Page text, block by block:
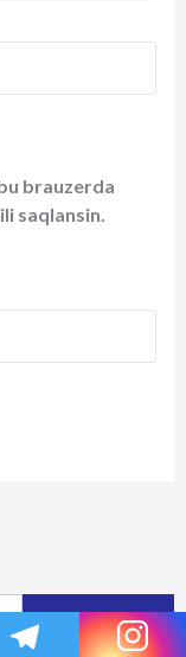
brauzerda
saqlansin.